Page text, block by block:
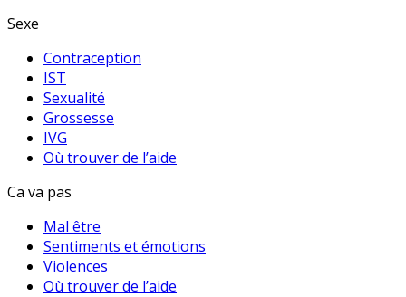
Sexe
Contraception
IST
Sexualité
Grossesse
IVG
Où trouver de l’aide
Ca va pas
Mal être
Sentiments et émotions
Violences
Où trouver de l’aide